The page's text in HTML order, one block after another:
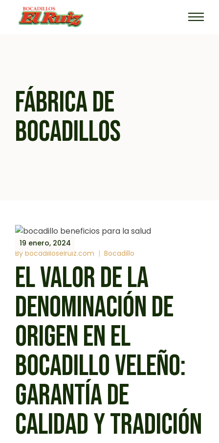
FÁBRICA DE
BOCADILLOS
19 enero, 2024
By bocadilloselruiz.com Bocadillo
EL VALOR DE LA
DENOMINACIÓN DE
ORIGEN EN EL
BOCADILLO VELEÑO:
GARANTÍA DE
CALIDAD Y TRADICIÓN